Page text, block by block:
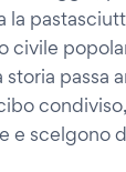
la
civile
passa
e scelgono